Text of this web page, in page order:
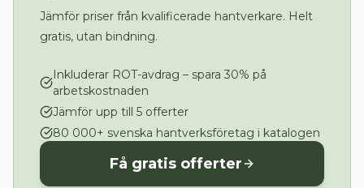
Jämför priser från kvalificerade hantverkare. Helt
gratis, utan bindning.
Inkluderar ROT-avdrag – spara 30% på
arbetskostnaden
Jämför upp till 5 offerter
80 000+ svenska hantverksföretag i katalogen
Få gratis offerter